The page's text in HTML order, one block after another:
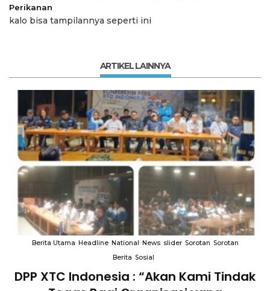
Perikanan
kalo bisa tampilannya seperti ini
ARTIKEL LAINNYA
Berita Utama Headline National News slider Sorotan Sorotan
Berita Sosial
DPP XTC Indonesia : “Akan Kami Tindak